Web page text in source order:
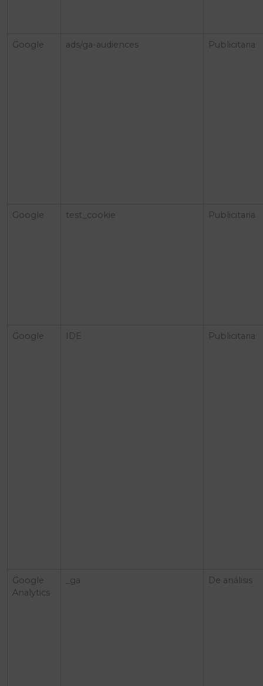
Google ads/ga-audiences Publicitaria
Google test_cookie Publicitaria
Google IDE Publicitaria
Google
Analytics
_ga De análisis